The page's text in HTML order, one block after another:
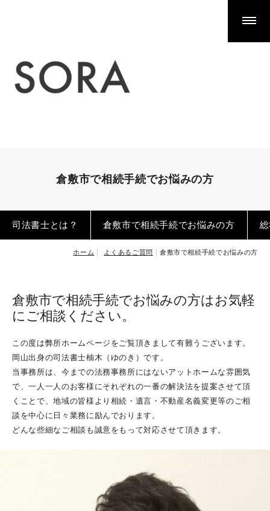
倉敷市で相続手続でお悩みの方
司法書士とは？ 倉敷市で相続手続でお悩みの方
ホーム よくあるご質問 倉敷市で相続手続でお悩みの方
預貯金口座・株式等の相続手続き
相続放棄
遺言書の検認
生命保険金の請求
生前贈与でお悩みの方
相続税対策でお悩みの方
事業承継対策でお悩みの方
死因贈与契約でお悩みの方
親に遺言を書いてもらう方法
不動産・会社登記でお悩みの方
会社・法人に関する登記
不動産に関わる税金
倉敷市で相続手続でお悩みの方はお気軽
にご相談ください。
この度は弊所ホームページをご覧頂きまして有難うございます。
岡山出身の司法書士柚木（ゆのき）です。
当事務所は、今までの法務事務所にはないアットホームな雰囲気
で、一人一人のお客様にそれぞれの一番の解決法を提案させて頂
くことで、地域の皆様より相続・遺言・不動産名義変更等のご相
談を中心に日々業務に励んでおります。
どんな些細なご相談も誠意をもって対応させて頂きます。